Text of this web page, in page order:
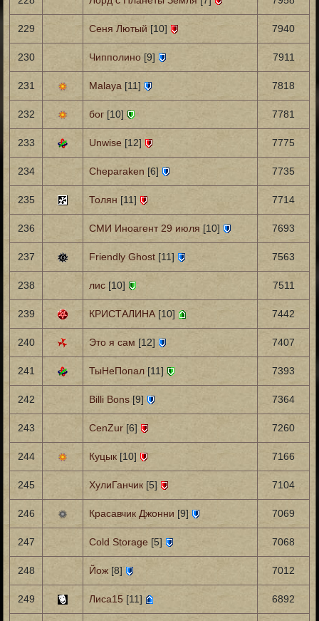
229 Сеня Лютый [10] 7940
230 Чипполино [9] 7911
231 Malaya [11] 7818
232 бог [10] 7781
233 Unwise [12] 7775
234 Cheparaken [6] 7735
235 Толян [11] 7714
236 СМИ Иноагент 29 июля [10] 7693
237 Friendly Ghost [11] 7563
238 лис [10] 7511
239 КРИСТАЛИНА [10] 7442
240 Это я сам [12] 7407
241 ТыНеПопал [11] 7393
242 Billi Bons [9] 7364
243 CenZur [6] 7260
244 Куцык [10] 7166
245 ХулиГанчик [5] 7104
246 Красавчик Джонни [9] 7069
247 Cold Storage [5] 7068
248 Йож [8] 7012
249 Лиса15 [11] 6892